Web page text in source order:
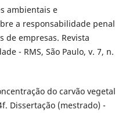
ambientais e
a responsabilidade penal
de empresas. Revista
- RMS, São Paulo, v. 7, n.
do carvão vegetal
Dissertação (mestrado) -